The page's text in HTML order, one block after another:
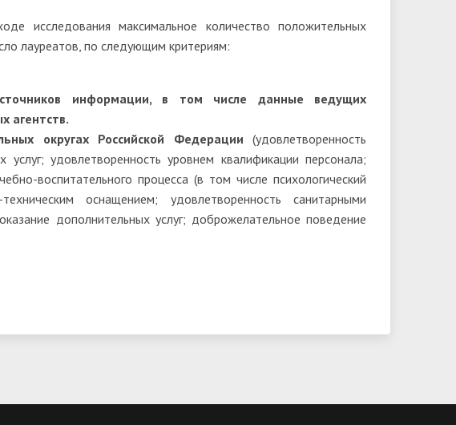
исследования максимальное количество положительных
лауреатов, по следующим критериям:
информации, в том числе данные ведущих
агентств.
округах Российской Федерации (удовлетворенность
удовлетворенность уровнем квалификации персонала;
воспитательного процесса (в том числе психологический
оснащением; удовлетворенность санитарными
дополнительных услуг; доброжелательное поведение